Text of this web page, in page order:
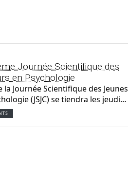
Journée Scientifique des
en Psychologie
la Journée Scientifique des Jeunes
(JSJC) se tiendra les jeudi…